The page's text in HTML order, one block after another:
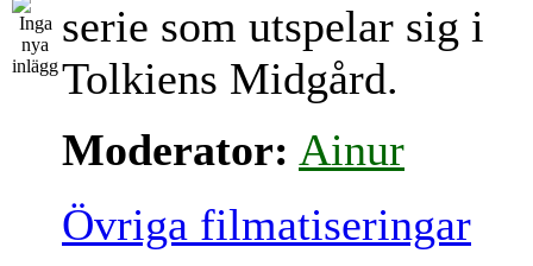
serie som utspelar sig i
Tolkiens Midgård.
Moderator: Ainur
Övriga filmatiseringar